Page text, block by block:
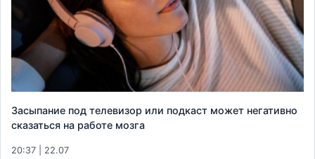
Засыпание под телевизор или подкаст может негативно
сказаться на работе мозга
20:37 | 22.07